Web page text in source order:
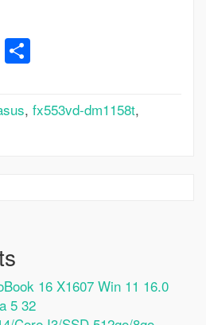
Share
, fx553vd-dm1158t,
16 X1607 Win 11 16.0
5 32